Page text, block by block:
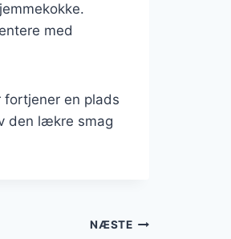
med
fortjener en plads
den lækre smag
NÆSTE